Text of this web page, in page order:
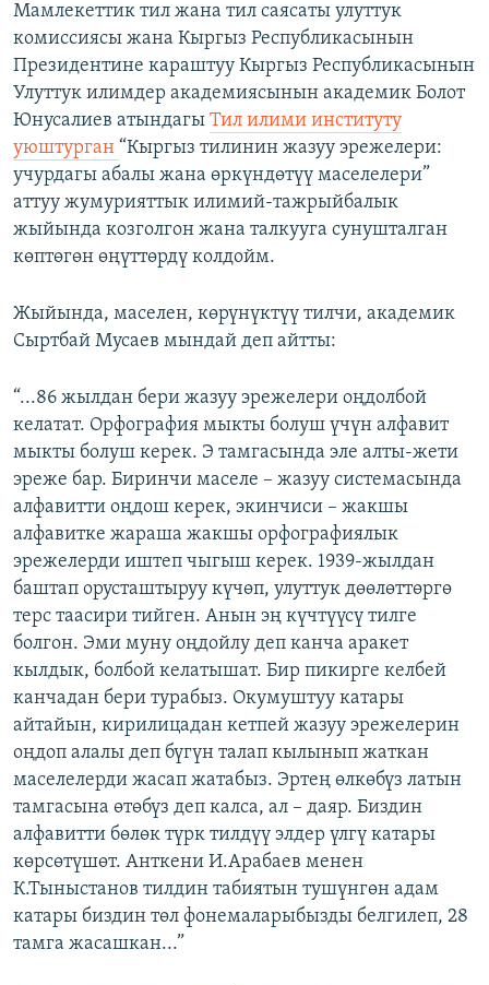
Мамлекеттик тил жана тил саясаты улуттук
комиссиясы жана Кыргыз Республикасынын
Президентине караштуу Кыргыз Республикасынын
Улуттук илимдер академиясынын академик Болот
Юнусалиев атындагы Тил илими институту
уюштурган “Кыргыз тилинин жазуу эрежелери:
учурдагы абалы жана өркүндөтүү маселелери”
аттуу жумурияттык илимий-тажрыйбалык
жыйында козголгон жана талкууга сунушталган
көптөгөн өңүттөрдү колдойм.
Жыйында, маселен, көрүнүктүү тилчи, академик
Сыртбай Мусаев мындай деп айтты:
“...86 жылдан бери жазуу эрежелери оңдолбой
келатат. Орфография мыкты болуш үчүн алфавит
мыкты болуш керек. Э тамгасында эле алты-жети
эреже бар. Биринчи маселе – жазуу системасында
алфавитти оңдош керек, экинчиси – жакшы
алфавитке жараша жакшы орфографиялык
эрежелерди иштеп чыгыш керек. 1939-жылдан
баштап орусташтыруу күчөп, улуттук дөөлөттөргө
терс таасири тийген. Анын эң күчтүүсү тилге
болгон. Эми муну оңдойлу деп канча аракет
кылдык, болбой келатышат. Бир пикирге келбей
канчадан бери турабыз. Окумуштуу катары
айтайын, кирилицадан кетпей жазуу эрежелерин
оңдоп алалы деп бүгүн талап кылынып жаткан
маселелерди жасап жатабыз. Эртең өлкөбүз латын
тамгасына өтөбүз деп калса, ал – даяр. Биздин
алфавитти бөлөк түрк тилдүү элдер үлгү катары
көрсөтүшөт. Анткени И.Арабаев менен
К.Тыныстанов тилдин табиятын тушүнгөн адам
катары биздин төл фонемаларыбызды белгилеп, 28
тамга жасашкан...”